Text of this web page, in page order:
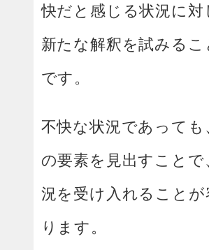
快だと感じる状況に対
新たな解釈を試みるこ
です。
不快な状況であっても
の要素を見出すことで
況を受け入れることが
ります。